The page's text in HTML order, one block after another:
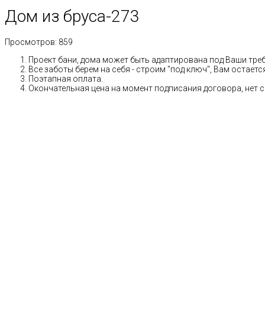
Дом из бруса-273
Просмотров: 859
Проект бани, дома может быть адаптирована под Ваши
Все заботы берем на себя - строим "под ключ", Вам
Поэтапная оплата.
Окончательная цена на момент подписания договора, нет